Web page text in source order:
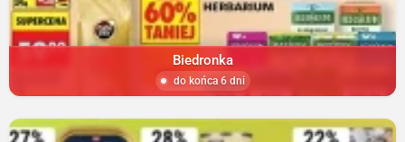
Biedronka
do końca 6 dni